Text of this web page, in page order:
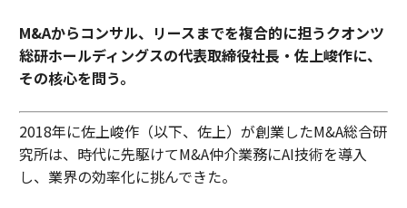
M&Aからコンサル、リースまでを複合的に担うクオンツ
総研ホールディングスの代表取締役社長・佐上峻作に、
その核心を問う。
2018年に佐上峻作（以下、佐上）が創業したM&A総合研
究所は、時代に先駆けてM&A仲介業務にAI技術を導入
し、業界の効率化に挑んできた。